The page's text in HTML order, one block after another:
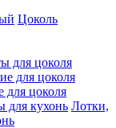
Цоколь
для цоколя
для цоколя
для цоколя
Лотки,